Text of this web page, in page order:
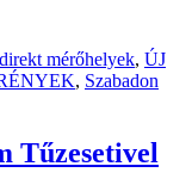
mérőhelyek, ÚJ
, Szabadon
Tűzesetivel